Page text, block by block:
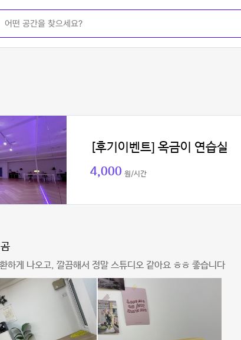
[후기이벤트] 옥금이 연습실
4,000 원/시간
하게 나오고, 깔끔해서 정말 스튜디오 같아요 ㅎㅎ 좋습니다